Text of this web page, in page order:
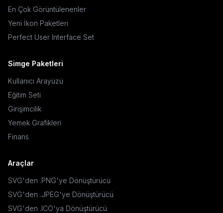
En Çok Görüntülenenler
Yeni İkon Paketleri
Perfect User Interface Set
Simge Paketleri
Kullanıcı Arayüzü
Eğitim Seti
Girişimcilik
Yemek Grafikleri
Finans
Araçlar
SVG'den .PNG'ye Dönüştürücü
SVG'den .JPEG'ye Dönüştürücü
SVG'den .ICO'ya Dönüştürücü